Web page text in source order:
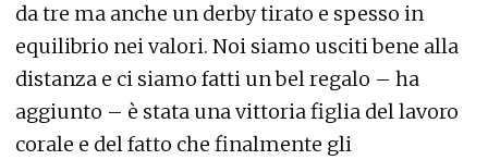
da tre ma anche un derby tirato e spesso in
equilibrio nei valori. Noi siamo usciti bene alla
distanza e ci siamo fatti un bel regalo – ha
aggiunto – è stata una vittoria figlia del lavoro
corale e del fatto che finalmente gli